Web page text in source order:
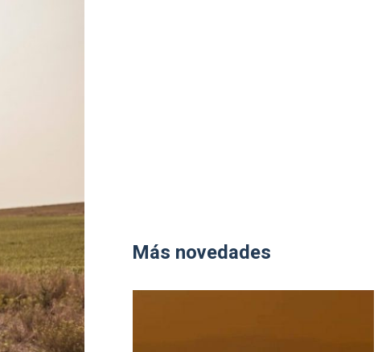
Más novedades